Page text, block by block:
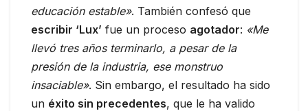
educación estable». También confesó que
escribir ‘Lux’ fue un proceso agotador: «Me
llevó tres años terminarlo, a pesar de la
presión de la industria, ese monstruo
insaciable». Sin embargo, el resultado ha sido
un éxito sin precedentes, que le ha valido